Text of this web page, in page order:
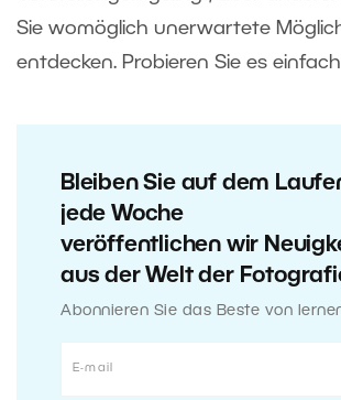
Sie womöglich unerwartete
entdecken. Probieren Sie es
Bleiben Sie auf dem
jede Woche
veröffentlichen wir
aus der Welt der
Abonnieren Sie das Beste von